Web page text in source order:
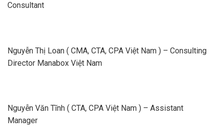
Consultant
Nguyễn Thị Loan ( CMA, CTA, CPA Việt Nam ) – Consulting
Director Manabox Việt Nam
Nguyễn Văn Tĩnh ( CTA, CPA Việt Nam ) – Assistant
Manager